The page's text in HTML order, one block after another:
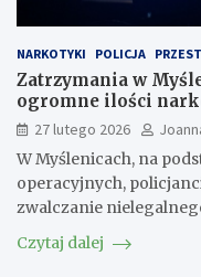
NARKOTYKI POLICJA
Zatrzymania w
ogromne ilości
27 lutego 2026
W Myślenicach, na
operacyjnych,
zwalczanie
Czytaj dalej